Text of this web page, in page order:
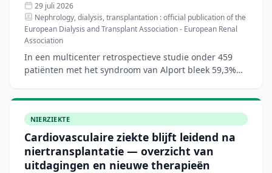
29 juli 2026
Nephrology, dialysis, transplantation : official publication of the
European Dialysis and Transplant Association - European Renal
Association
In een multicenter retrospectieve studie onder 459
patiënten met het syndroom van Alport bleek 59,3%
NIERZIEKTE
Cardiovasculaire ziekte blijft leidend na
niertransplantatie — overzicht van
uitdagingen en nieuwe therapieën